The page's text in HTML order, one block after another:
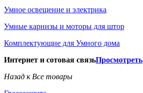
Умное освещение и электрика
Умные карнизы и моторы для штор
Комплектующие для Умного дома
Интернет и сотовая связьПросмотреть
Назад к Все товары